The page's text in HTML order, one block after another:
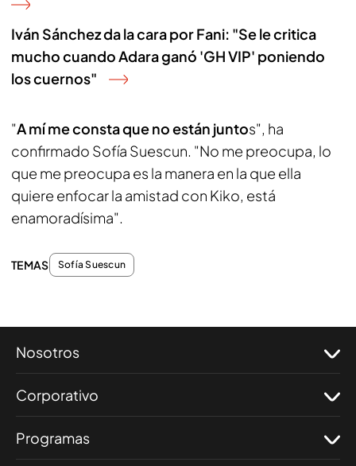
Iván Sánchez da la cara por Fani: "Se le critica
mucho cuando Adara ganó 'GH VIP' poniendo
los cuernos"
"A mí me consta que no están juntos", ha
confirmado Sofía Suescun. "No me preocupa, lo
que me preocupa es la manera en la que ella
quiere enfocar la amistad con Kiko, está
enamoradísima".
TEMAS Sofía Suescun
Nosotros
Corporativo
Programas